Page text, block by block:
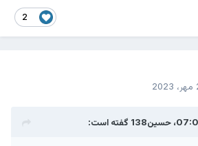
2
حسین138 گفته است: